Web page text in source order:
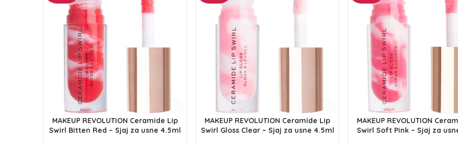
MAKEUP REVOLUTION Ceramide Lip
Swirl Bitten Red – Sjaj za usne 4.5ml
MAKEUP REVOLUTION Ceramide Lip
Swirl Gloss Clear – Sjaj za usne 4.5ml
MAKEUP REVOLUTION
Swirl Soft Pink – Sjaj za